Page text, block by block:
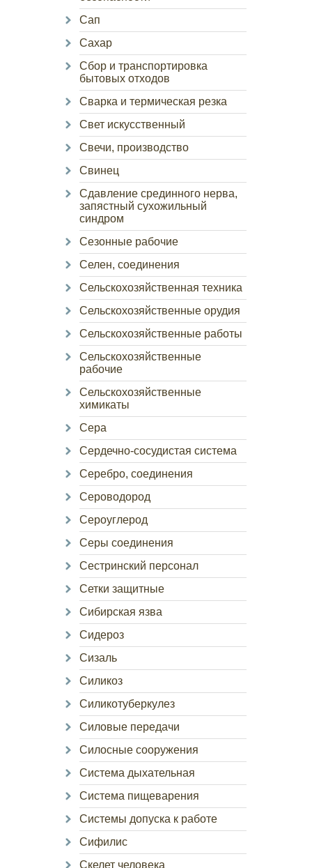
Сап
Сахар
Сбор и транспортировка
бытовых отходов
Сварка и термическая резка
Свет искусственный
Свечи, производство
Свинец
Сдавление срединного нерва,
запястный сухожильный
синдром
Сезонные рабочие
Селен, соединения
Сельскохозяйственная техника
Сельскохозяйственные орудия
Сельскохозяйственные работы
Сельскохозяйственные
рабочие
Сельскохозяйственные
химикаты
Сера
Сердечно-сосудистая система
Серебро, соединения
Сероводород
Сероуглерод
Серы соединения
Сестринский персонал
Сетки защитные
Сибирская язва
Сидероз
Сизаль
Силикоз
Силикотуберкулез
Силовые передачи
Силосные сооружения
Система дыхательная
Система пищеварения
Системы допуска к работе
Сифилис
Скелет человека